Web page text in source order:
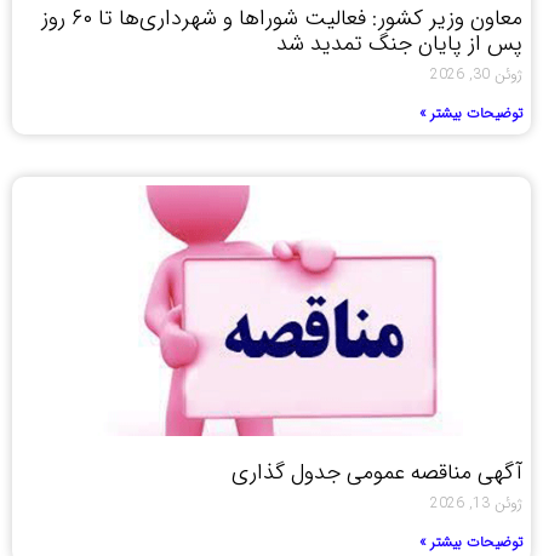
معاون وزیر کشور: فعالیت شوراها و شهرداری‌ها تا ۶۰ روز
پس از پایان جنگ تمدید شد
ژوئن 30, 2026
توضیحات بیشتر »
آگهی مناقصه عمومی جدول گذاری
ژوئن 13, 2026
توضیحات بیشتر »